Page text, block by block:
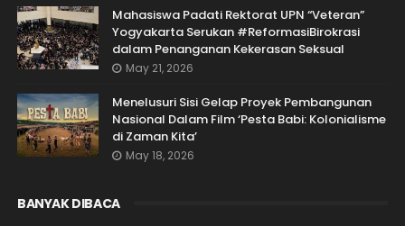
Mahasiswa Padati Rektorat UPN “Veteran”
Yogyakarta Serukan #ReformasiBirokrasi
dalam Penanganan Kekerasan Seksual
May 21, 2026
Menelusuri Sisi Gelap Proyek Pembangunan
Nasional Dalam Film ‘Pesta Babi: Kolonialisme
di Zaman Kita’
May 18, 2026
BANYAK DIBACA